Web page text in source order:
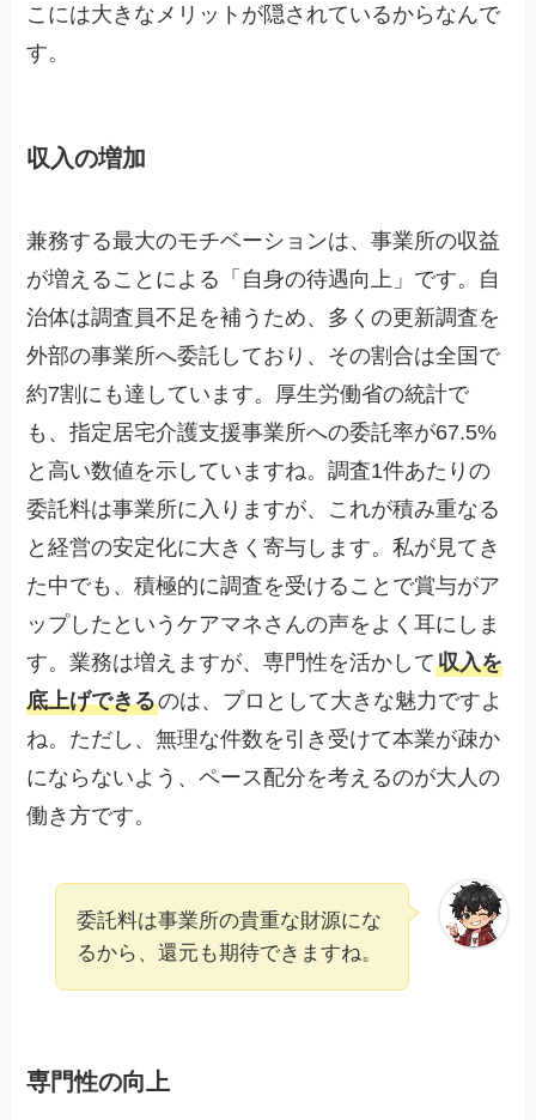
こには大きなメリットが隠されているからなんで
す。
収入の増加
兼務する最大のモチベーションは、事業所の収益
が増えることによる「自身の待遇向上」です。自
治体は調査員不足を補うため、多くの更新調査を
外部の事業所へ委託しており、その割合は全国で
約7割にも達しています。厚生労働省の統計で
も、指定居宅介護支援事業所への委託率が67.5%
と高い数値を示していますね。調査1件あたりの
委託料は事業所に入りますが、これが積み重なる
と経営の安定化に大きく寄与します。私が見てき
た中でも、積極的に調査を受けることで賞与がア
ップしたというケアマネさんの声をよく耳にしま
す。業務は増えますが、専門性を活かして収入を
底上げできるのは、プロとして大きな魅力ですよ
ね。ただし、無理な件数を引き受けて本業が疎か
にならないよう、ペース配分を考えるのが大人の
働き方です。
委託料は事業所の貴重な財源にな
るから、還元も期待できますね。
専門性の向上